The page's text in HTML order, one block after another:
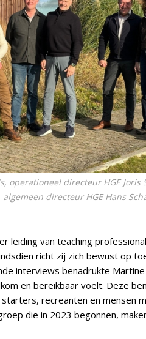
operationeel directeur HGE Joris
directeur HGE Hans
leiding van teaching
richt zij zich bewust op
interviews benadrukte
en bereikbaar voelt. Deze
recreanten en mensen
die in 2023 begonnen,